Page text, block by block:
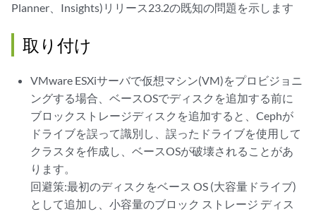
Planner、Insights)リリース23.2の既知の問題を示します
取り付け
VMware ESXiサーバで仮想マシン(VM)をプロビジョニ
ングする場合、ベースOSでディスクを追加する前に
ブロックストレージディスクを追加すると、Cephが
ドライブを誤って識別し、誤ったドライブを使用して
クラスタを作成し、ベースOSが破壊されることがあ
ります。
回避策:最初のディスクをベース OS (大容量ドライブ)
として追加し、小容量のブロック ストレージ ディス